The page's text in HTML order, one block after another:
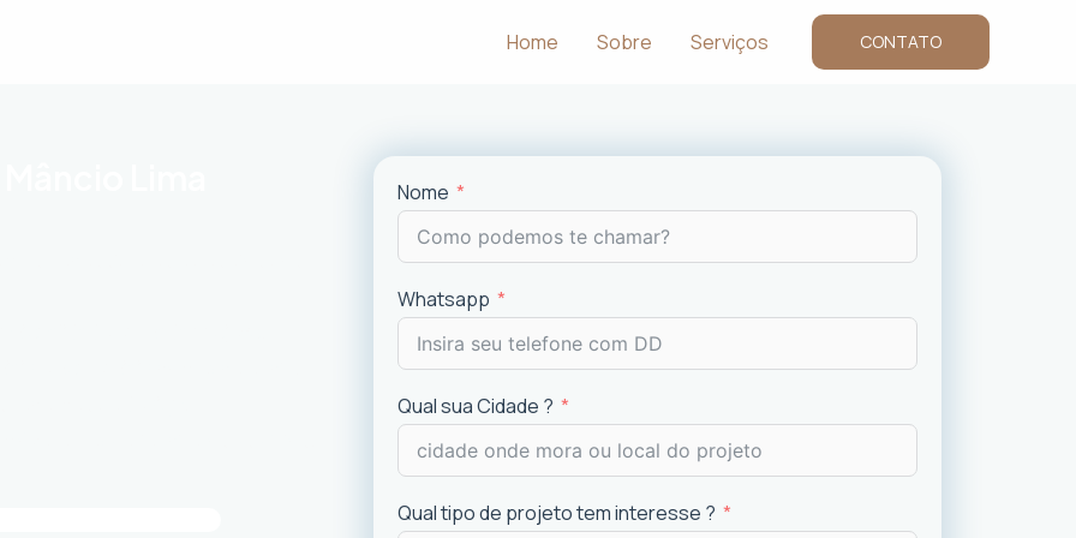
Home Sobre Serviços CONTATO
Nome
Whatsapp
Qual sua Cidade ?
Qual tipo de projeto tem interesse ?